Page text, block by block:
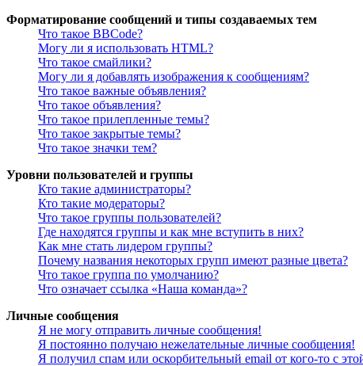
Форматирование сообщений и типы создаваемых тем
Что такое BBCode?
Могу ли я использовать HTML?
Что такое смайлики?
Могу ли я добавлять изображения к сообщениям?
Что такое важные объявления?
Что такое объявления?
Что такое прилепленные темы?
Что такое закрытые темы?
Что такое значки тем?
Уровни пользователей и группы
Кто такие администраторы?
Кто такие модераторы?
Что такое группы пользователей?
Где находятся группы и как мне вступить в них?
Как мне стать лидером группы?
Почему названия некоторых групп имеют разные цвета?
Что такое группа по умолчанию?
Что означает ссылка «Наша команда»?
Личные сообщения
Я не могу отправить личные сообщения!
Я постоянно получаю нежелательные личные сообщения!
Я получил спам или оскорбительный email от кого-то с